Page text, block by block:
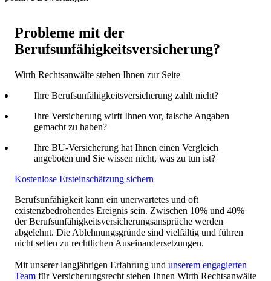
Probleme mit der
Berufsunfähigkeitsversicherung?
Wirth Rechtsanwälte stehen Ihnen zur Seite
Ihre Berufsunfähigkeitsversicherung zahlt nicht?
Ihre Versicherung wirft Ihnen vor, falsche Angaben
gemacht zu haben?
Ihre BU-Versicherung hat Ihnen einen Vergleich
angeboten und Sie wissen nicht, was zu tun ist?
Kostenlose Ersteinschätzung sichern
Berufsunfähigkeit kann ein unerwartetes und oft
existenzbedrohendes Ereignis sein. Zwischen 10% und 40%
der Berufsunfähigkeitsversicherungsansprüche werden
abgelehnt. Die Ablehnungsgründe sind vielfältig und führen
nicht selten zu rechtlichen Auseinandersetzungen.
Mit unserer langjährigen Erfahrung und unserem engagierten
Team für Versicherungsrecht stehen Ihnen Wirth Rechtsanwälte